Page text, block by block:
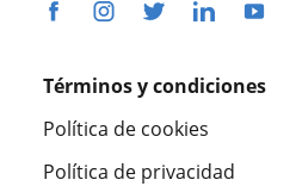
Términos y condiciones
Política de cookies
Política de privacidad